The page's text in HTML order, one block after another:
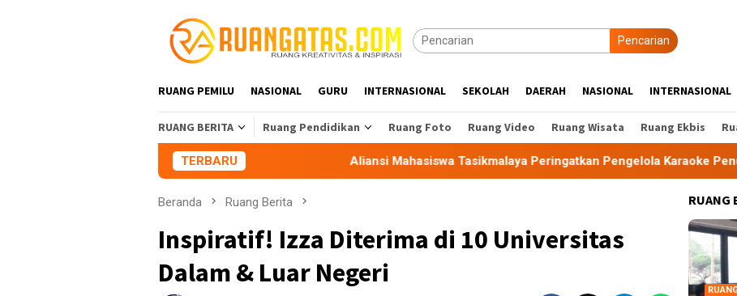
Pencarian
RUANG PEMILU NASIONAL GURU INTERNASIONAL SEKOLAH DAERAH NASIONAL INTERNASIONAL
RUANG BERITA Ruang Pendidikan Ruang Foto Ruang Video Ruang Wisata Ruang Ekbis
TERBARU Aliansi Mahasiswa Tasikmalaya Peringatkan Pengelola Karaoke Penuhi Kewajiban
Beranda Ruang Berita
Inspiratif! Izza Diterima di 10 Universitas
Dalam & Luar Negeri
RUANG